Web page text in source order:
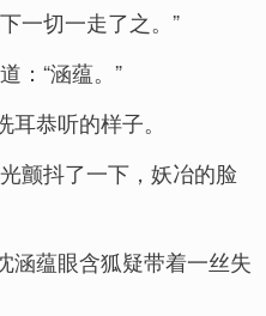
一切一走了之。”
：“涵蕴。”
恭听的样子。
颤抖了一下，妖冶的脸
涵蕴眼含狐疑带着一丝失